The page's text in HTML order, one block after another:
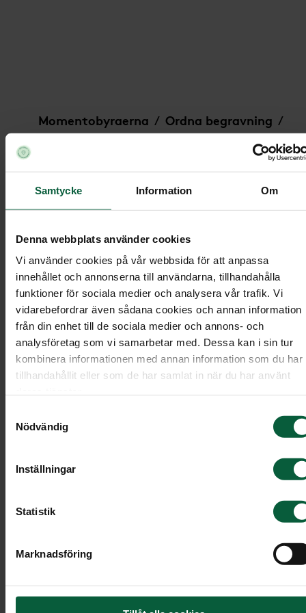
Samtycke Information Om
Denna webbplats använder cookies
Vi använder cookies på vår webbsida för att anpassa
innehållet och annonserna till användarna, tillhandahålla
funktioner för sociala medier och analysera vår trafik. Vi
vidarebefordrar även sådana cookies och annan information
från din enhet till de sociala medier och annons- och
analysföretag som vi samarbetar med. Dessa kan i sin tur
kombinera informationen med annan information som du har
tillhandahållit eller som de har samlat in när du har använt
Nödvändig
Inställningar
Statistik
Marknadsföring
Momentobyraerna / Ordna begravning /
Hjärta - Prunkande trädgårdsdröm, större
Hjärta - Prunkande
trädgårdsdröm, större
Hjärta - Prunkande
Ett öppet hjärta med vackra rosor i olika rosa